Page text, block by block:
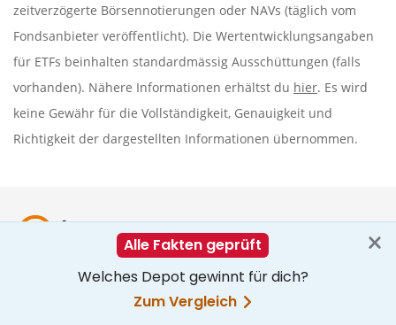
zeitverzögerte Börsennotierungen oder NAVs (täglich vom
Fondsanbieter veröffentlicht). Die Wertentwicklungsangaben
für ETFs beinhalten standardmässig Ausschüttungen (falls
vorhanden). Nähere Informationen erhältst du hier. Es wird
keine Gewähr für die Vollständigkeit, Genauigkeit und
Richtigkeit der dargestellten Informationen übernommen.